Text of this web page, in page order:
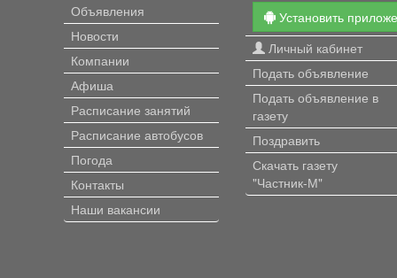
Объявления
Новости
Компании
Афиша
Расписание занятий
Расписание автобусов
Погода
Контакты
Наши вакансии
Установить
Личный кабинет
Подать объявление
Подать объявление в
газету
Поздравить
Скачать газету
"Частник-М"